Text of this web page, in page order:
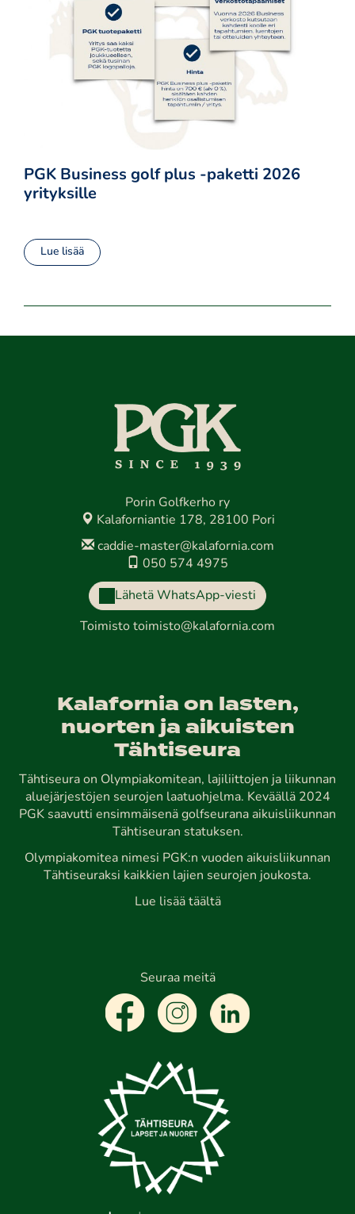
PGK Business golf plus -paketti 2026
yrityksille
Lue lisää
Porin Golfkerho ry
Kalaforniantie 178, 28100 Pori
caddie-master@kalafornia.com
050 574 4975
Lähetä WhatsApp-viesti
Toimisto toimisto@kalafornia.com
Kalafornia on lasten,
nuorten ja aikuisten
Tähtiseura
Tähtiseura on Olympiakomitean, lajiliittojen ja liikunnan
aluejärjestöjen seurojen laatuohjelma. Keväällä 2024
PGK saavutti ensimmäisenä golfseurana aikuisliikunnan
Tähtiseuran statuksen.
Olympiakomitea nimesi PGK:n vuoden aikuisliikunnan
Tähtiseuraksi kaikkien lajien seurojen joukosta.
Lue lisää täältä
Seuraa meitä